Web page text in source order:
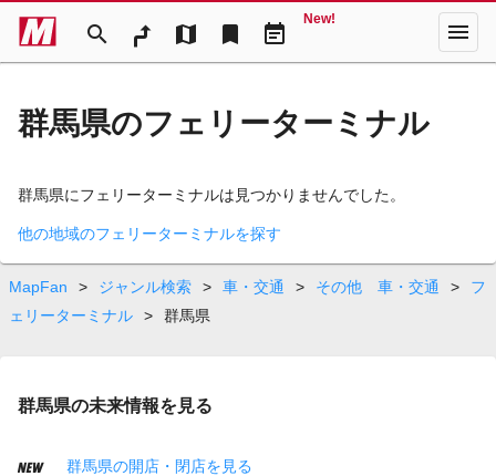
search map bookmark event_note
New! menu
群馬県のフェリーターミナル
群馬県にフェリーターミナルは見つかりませんでした。
他の地域のフェリーターミナルを探す
MapFan > ジャンル検索 > 車・交通 > その他 車・交通 >
フ
ェリーターミナル
> 群馬県
群馬県の未来情報を見る
群馬県の開店・閉店を見る